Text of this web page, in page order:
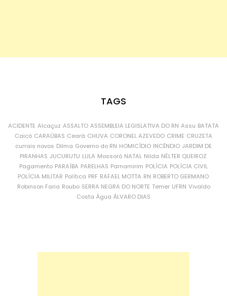
TAGS
ACIDENTE Alcaçuz ASSALTO ASSEMBLEIA LEGISLATIVA DO RN Assu BATATA
Caicó CARAÚBAS Ceará CHUVA CORONEL AZEVEDO CRIME CRUZETA
currais novos Dilma Governo do RN HOMICÍDIO INCÊNDIO JARDIM DE
PIRANHAS JUCURUTU LULA Mossoró NATAL Nilda NÉLTER QUEIROZ
Pagamento PARAÍBA PARELHAS Parnamirim POLÍCIA POLÍCIA CIVIL
POLÍCIA MILITAR Política PRF RAFAEL MOTTA RN ROBERTO GERMANO
Robinson Faria Roubo SERRA NEGRA DO NORTE Temer UFRN Vivaldo
Costa Água ÁLVARO DIAS